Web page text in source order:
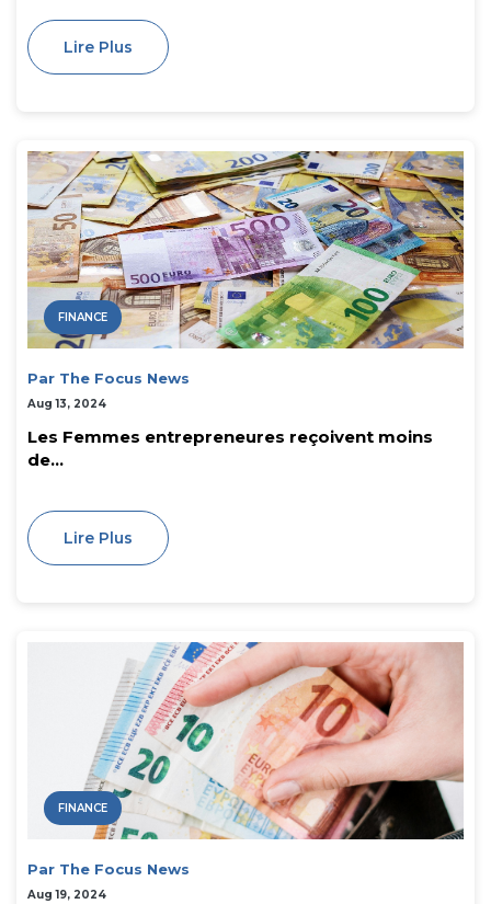
Lire Plus
FINANCE
Par The Focus News
Aug 13, 2024
Les Femmes entrepreneures reçoivent moins
de...
Lire Plus
FINANCE
Par The Focus News
Aug 19, 2024